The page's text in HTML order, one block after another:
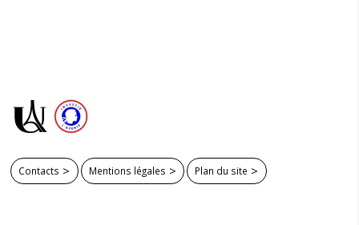
Contacts Mentions légales Plan du site